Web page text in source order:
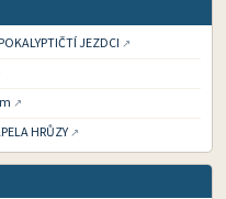
JEZDCI
HRŮZY